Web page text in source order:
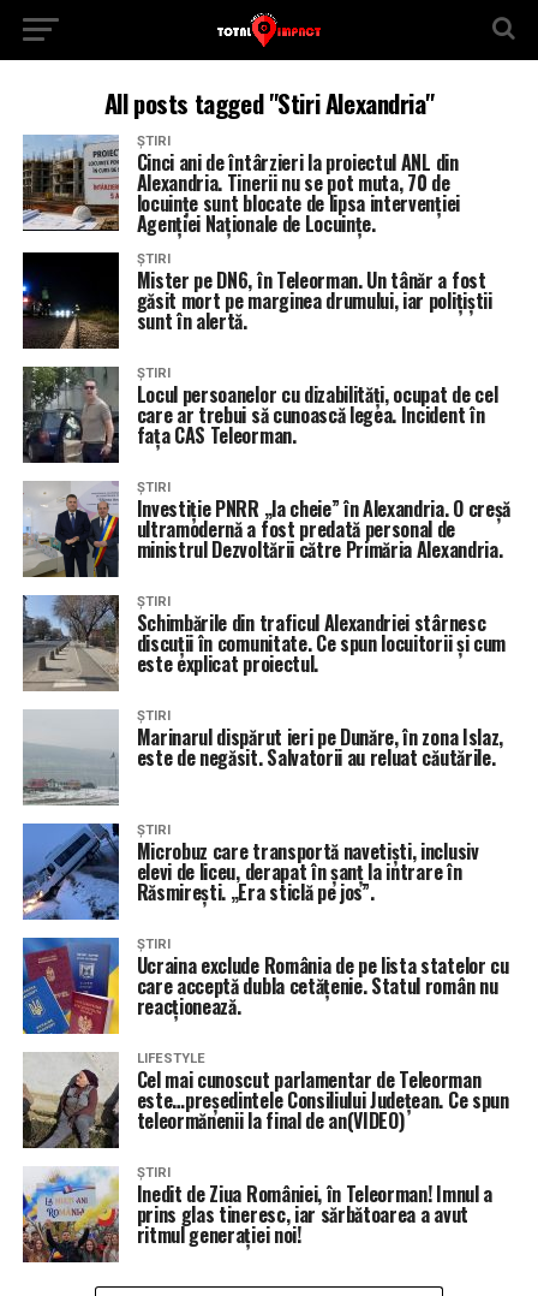
All posts tagged "Stiri Alexandria"
ȘTIRI
Cinci ani de întârzieri la proiectul ANL din
Alexandria. Tinerii nu se pot muta, 70 de
locuințe sunt blocate de lipsa intervenției
Agenției Naționale de Locuințe.
ȘTIRI
Mister pe DN6, în Teleorman. Un tânăr a fost
găsit mort pe marginea drumului, iar polițiștii
sunt în alertă.
ȘTIRI
Locul persoanelor cu dizabilități, ocupat de cel
care ar trebui să cunoască legea. Incident în
fața CAS Teleorman.
ȘTIRI
Investiție PNRR „la cheie” în Alexandria. O creșă
ultramodernă a fost predată personal de
ministrul Dezvoltării către Primăria Alexandria.
ȘTIRI
Schimbările din traficul Alexandriei stârnesc
discuții în comunitate. Ce spun locuitorii și cum
este explicat proiectul.
ȘTIRI
Marinarul dispărut ieri pe Dunăre, în zona Islaz,
este de negăsit. Salvatorii au reluat căutările.
ȘTIRI
Microbuz care transportă navetiști, inclusiv
elevi de liceu, derapat în șanț la intrare în
Răsmirești. „Era sticlă pe jos”.
ȘTIRI
Ucraina exclude România de pe lista statelor cu
care acceptă dubla cetățenie. Statul român nu
reacționează.
LIFESTYLE
Cel mai cunoscut parlamentar de Teleorman
este…președintele Consiliului Județean. Ce spun
teleormănenii la final de an(VIDEO)
ȘTIRI
Inedit de Ziua României, în Teleorman! Imnul a
prins glas tineresc, iar sărbătoarea a avut
ritmul generației noi!